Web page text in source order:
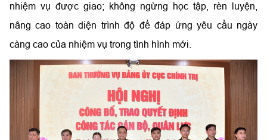
nhiệm vụ được giao; không ngừng học tập, rèn luyện,
nâng cao toàn diện trình độ để đáp ứng yêu cầu ngày
càng cao của nhiệm vụ trong tình hình mới.